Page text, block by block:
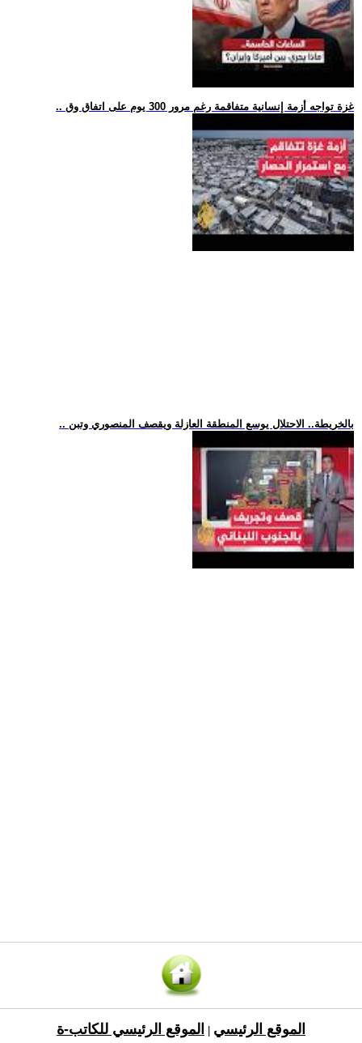
.. غزة تواجه أزمة إنسانية متفاقمة رغم مرور 300 يوم على اتفاق وق
.. بالخريطة.. الاحتلال يوسع المنطقة العازلة ويقصف المنصوري وتبن
الموقع الرئيسي الموقع الرئيسي للكاتب-ة